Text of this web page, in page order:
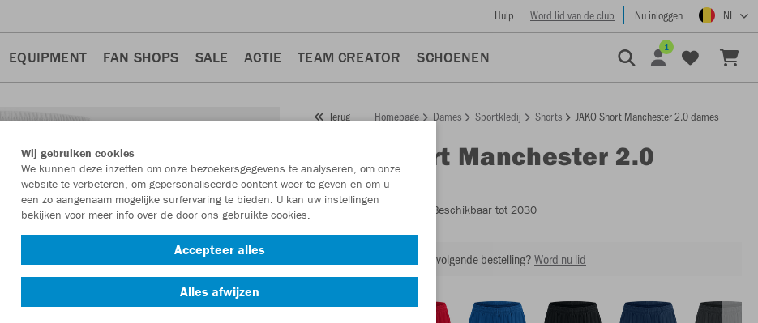
Hulp Word lid van de club Nu inloggen NL
EQUIPMENT FAN SHOPS SALE ACTIE TEAM CREATOR SCHOENEN
1
Terug Homepage Dames Sportkledij Shorts JAKO Short Manchester 2.0 dames
Short Manchester 2.0
dames
Artikelnummer: - Beschikbaar tot 2030
Zin in 30% korting op je volgende bestelling?Word nu lid
Wij gebruiken cookies
We kunnen deze inzetten om onze bezoekersgegevens te analyseren, om onze
website te verbeteren, om gepersonaliseerde content weer te geven en om u
een zo aangenaam mogelijke surfervaring te bieden. U kan uw instellingen
bekijken voor meer info over de door ons gebruikte cookies.
Accepteer alles
Alles afwijzen